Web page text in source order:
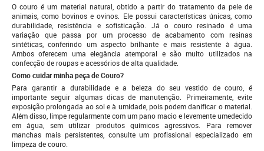
O couro é um material natural, obtido a partir do tratamento da pele de
animais, como bovinos e ovinos. Ele possui características únicas, como
durabilidade, resistência e sofisticação. Já o couro resinado é uma
variação que passa por um processo de acabamento com resinas
sintéticas, conferindo um aspecto brilhante e mais resistente à água.
Ambos oferecem uma elegância atemporal e são muito utilizados na
confecção de roupas e acessórios de alta qualidade.
Como cuidar minha peça de Couro?
Para garantir a durabilidade e a beleza do seu vestido de couro, é
importante seguir algumas dicas de manutenção. Primeiramente, evite
exposição prolongada ao sol e à umidade, pois podem danificar o material.
Além disso, limpe regularmente com um pano macio e levemente umedecido
em água, sem utilizar produtos químicos agressivos. Para remover
manchas mais persistentes, consulte um profissional especializado em
limpeza de couro.